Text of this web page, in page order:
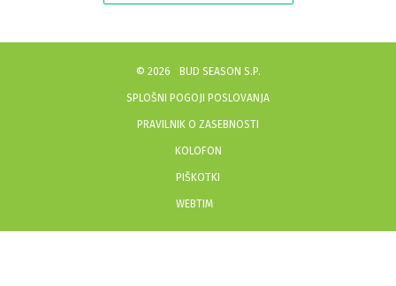
© 2026 BUD SEASON S.P.
SPLOŠNI POGOJI POSLOVANJA
PRAVILNIK O ZASEBNOSTI
KOLOFON
PIŠKOTKI
WEBTIM